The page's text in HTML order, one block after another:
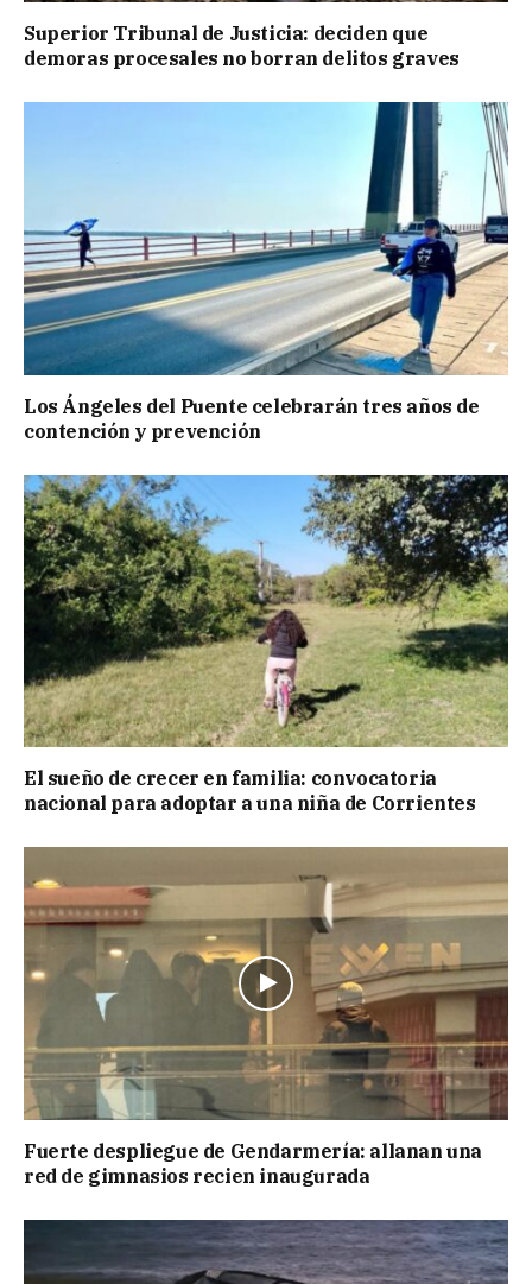
Superior Tribunal de Justicia: deciden que
demoras procesales no borran delitos graves
Los Ángeles del Puente celebrarán tres años de
contención y prevención
El sueño de crecer en familia: convocatoria
nacional para adoptar a una niña de Corrientes
Fuerte despliegue de Gendarmería: allanan una
red de gimnasios recien inaugurada